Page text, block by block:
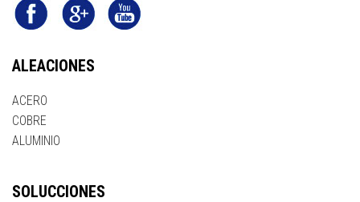
ALEACIONES
ACERO
COBRE
ALUMINIO
SOLUCCIONES